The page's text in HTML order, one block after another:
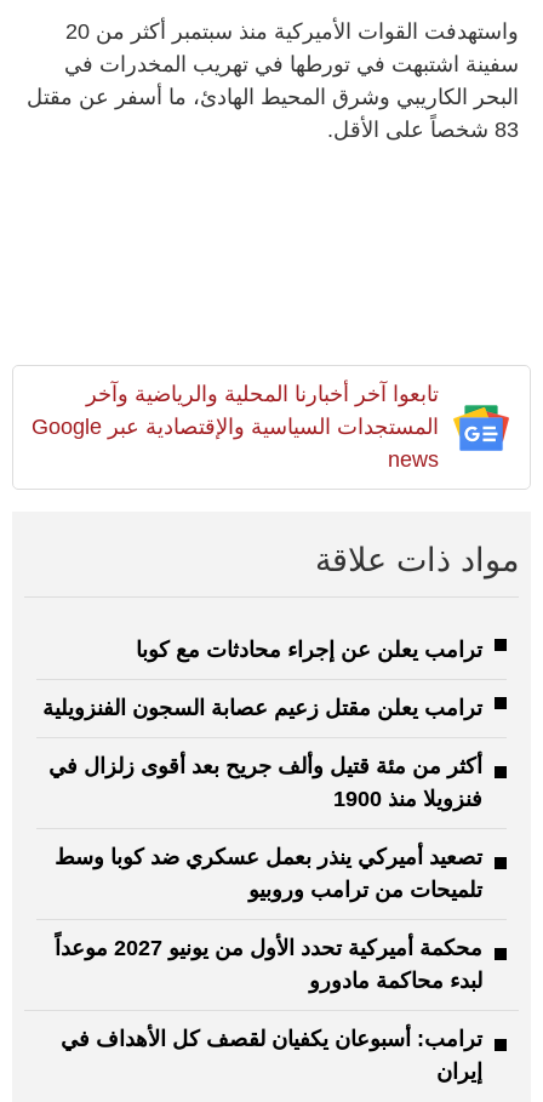
واستهدفت القوات الأميركية منذ سبتمبر أكثر من 20
سفينة اشتبهت في تورطها في تهريب المخدرات في
البحر الكاريبي وشرق المحيط الهادئ، ما أسفر عن مقتل
83 شخصاً على الأقل
.
تابعوا آخر أخبارنا المحلية والرياضية وآخر
المستجدات السياسية والإقتصادية عبر Google
news
مواد ذات علاقة
ترامب يعلن عن إجراء محادثات مع كوبا
ترامب يعلن مقتل زعيم عصابة السجون الفنزويلية
أكثر من مئة قتيل وألف جريح بعد أقوى زلزال في
فنزويلا منذ 1900
تصعيد أميركي ينذر بعمل عسكري ضد كوبا وسط
تلميحات من ترامب وروبيو
محكمة أميركية تحدد الأول من يونيو 2027 موعداً
لبدء محاكمة مادورو
ترامب: أسبوعان يكفيان لقصف كل الأهداف في
إيران